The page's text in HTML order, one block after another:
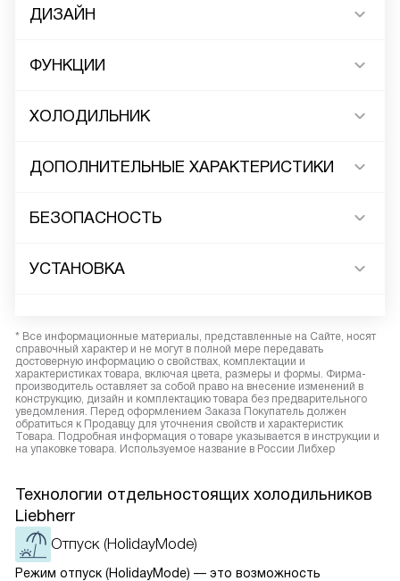
ДИЗАЙН
ФУНКЦИИ
ХОЛОДИЛЬНИК
ДОПОЛНИТЕЛЬНЫЕ ХАРАКТЕРИСТИКИ
БЕЗОПАСНОСТЬ
УСТАНОВКА
* Все информационные материалы, представленные на Сайте, носят
справочный характер и не могут в полной мере передавать
достоверную информацию о свойствах, комплектации и
характеристиках товара, включая цвета, размеры и формы. Фирма-
производитель оставляет за собой право на внесение изменений в
конструкцию, дизайн и комплектацию товара без предварительного
уведомления. Перед оформлением Заказа Покупатель должен
обратиться к Продавцу для уточнения свойств и характеристик
Товара. Подробная информация о товаре указывается в инструкции и
на упаковке товара. Используемое название в России Либхер
Технологии отдельностоящих холодильников
Liebherr
Отпуск (HolidayMode)
Режим отпуск (HolidayMode) — это возможность